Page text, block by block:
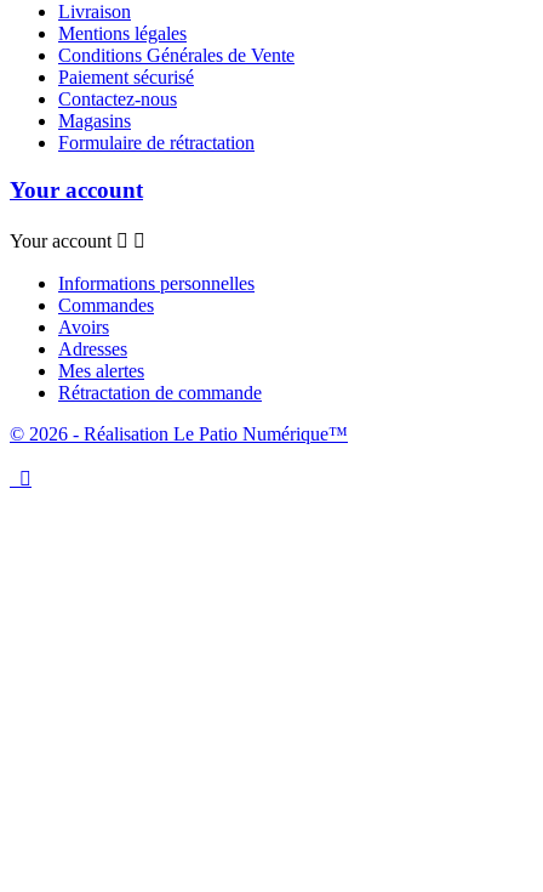
Livraison
Mentions légales
Conditions Générales de Vente
Paiement sécurisé
Contactez-nous
Magasins
Formulaire de rétractation
Your account
Your account  
Informations personnelles
Commandes
Avoirs
Adresses
Mes alertes
Rétractation de commande
© 2026 - Réalisation Le Patio Numérique™
